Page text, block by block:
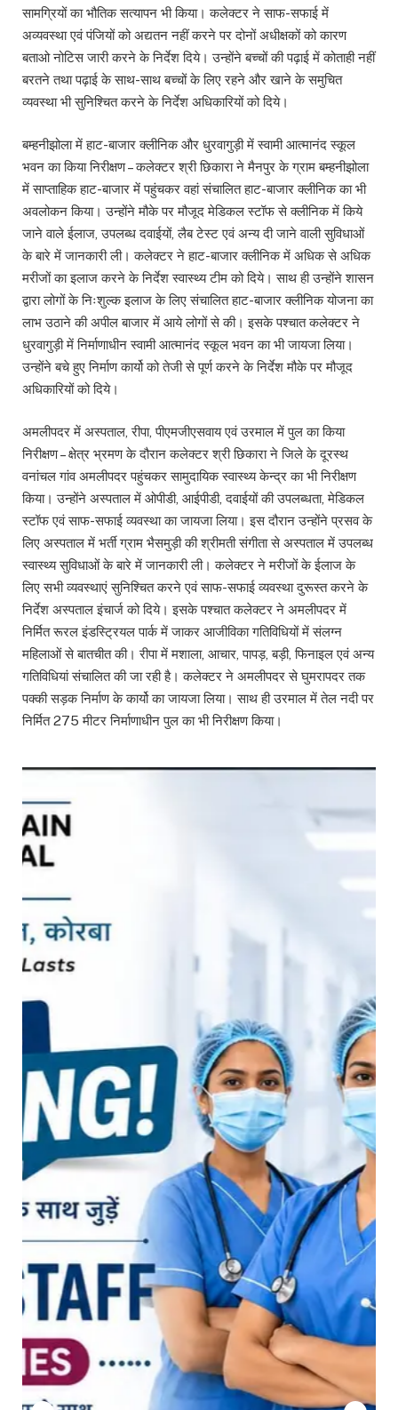
सामग्रियों का भौतिक सत्यापन भी किया। कलेक्टर ने साफ-सफाई में
अव्यवस्था एवं पंजियों को अद्यतन नहीं करने पर दोनों अधीक्षकों को कारण
बताओ नोटिस जारी करने के निर्देश दिये। उन्होंने बच्चों की पढ़ाई में कोताही नहीं
बरतने तथा पढ़ाई के साथ-साथ बच्चों के लिए रहने और खाने के समुचित
व्यवस्था भी सुनिश्चित करने के निर्देश अधिकारियों को दिये।
बम्हनीझोला में हाट-बाजार क्लीनिक और धुरवागुड़ी में स्वामी आत्मानंद स्कूल
भवन का किया निरीक्षण – कलेक्टर श्री छिकारा ने मैनपुर के ग्राम बम्हनीझोला
में साप्ताहिक हाट-बाजार में पहुंचकर वहां संचालित हाट-बाजार क्लीनिक का भी
अवलोकन किया। उन्होंने मौके पर मौजूद मेडिकल स्टॉफ से क्लीनिक में किये
जाने वाले ईलाज, उपलब्ध दवाईयों, लैब टेस्ट एवं अन्य दी जाने वाली सुविधाओं
के बारे में जानकारी ली। कलेक्टर ने हाट-बाजार क्लीनिक में अधिक से अधिक
मरीजों का इलाज करने के निर्देश स्वास्थ्य टीम को दिये। साथ ही उन्होंने शासन
द्वारा लोगों के निःशुल्क इलाज के लिए संचालित हाट-बाजार क्लीनिक योजना का
लाभ उठाने की अपील बाजार में आये लोगों से की। इसके पश्चात कलेक्टर ने
धुरवागुड़ी में निर्माणाधीन स्वामी आत्मानंद स्कूल भवन का भी जायजा लिया।
उन्होंने बचे हुए निर्माण कार्यो को तेजी से पूर्ण करने के निर्देश मौके पर मौजूद
अधिकारियों को दिये।
अमलीपदर में अस्पताल, रीपा, पीएमजीएसवाय एवं उरमाल में पुल का किया
निरीक्षण – क्षेत्र भ्रमण के दौरान कलेक्टर श्री छिकारा ने जिले के दूरस्थ
वनांचल गांव अमलीपदर पहुंचकर सामुदायिक स्वास्थ्य केन्द्र का भी निरीक्षण
किया। उन्होंने अस्पताल में ओपीडी, आईपीडी, दवाईयों की उपलब्धता, मेडिकल
स्टॉफ एवं साफ-सफाई व्यवस्था का जायजा लिया। इस दौरान उन्होंने प्रसव के
लिए अस्पताल में भर्ती ग्राम भैसमुड़ी की श्रीमती संगीता से अस्पताल में उपलब्ध
स्वास्थ्य सुविधाओं के बारे में जानकारी ली। कलेक्टर ने मरीजों के ईलाज के
लिए सभी व्यवस्थाएं सुनिश्चित करने एवं साफ-सफाई व्यवस्था दुरूस्त करने के
निर्देश अस्पताल इंचार्ज को दिये। इसके पश्चात कलेक्टर ने अमलीपदर में
निर्मित रूरल इंडस्ट्रियल पार्क में जाकर आजीविका गतिविधियों में संलग्न
महिलाओं से बातचीत की। रीपा में मशाला, आचार, पापड़, बड़ी, फिनाइल एवं अन्य
गतिविधियां संचालित की जा रही है। कलेक्टर ने अमलीपदर से घुमरापदर तक
पक्की सड़क निर्माण के कार्यो का जायजा लिया। साथ ही उरमाल में तेल नदी पर
निर्मित 275 मीटर निर्माणाधीन पुल का भी निरीक्षण किया।